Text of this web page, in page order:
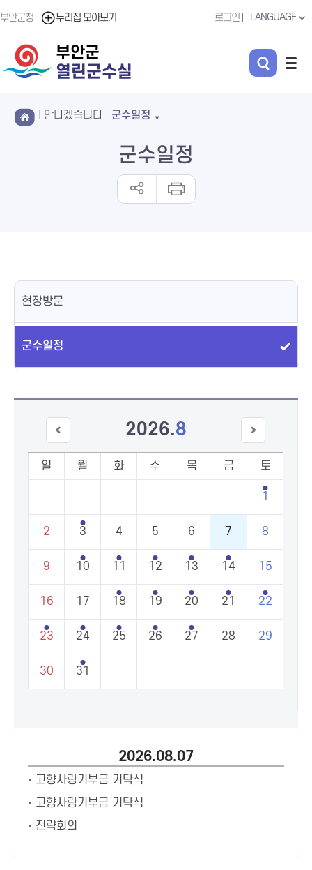
부안군청 누리집 모아보기 로그인 LANGUAGE
부안군
열린군수실
만나겠습니다 군수일정
군수일정
현장방문
군수일정
2026.8
일 월 화 수 목 금 토
1
2 3 4 5 6 7 8
9 10 11 12 13 14 15
16 17 18 19 20 21 22
23 24 25 26 27 28 29
30 31
2026.08.07
고향사랑기부금 기탁식
고향사랑기부금 기탁식
전략회의